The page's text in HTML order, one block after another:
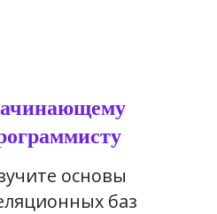
основы
баз